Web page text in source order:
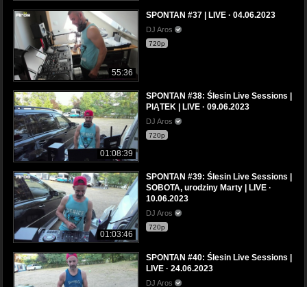
55:36
SPONTAN #37 | LIVE · 04.06.2023
DJ Aros
720p
01:08:39
SPONTAN #38: Ślesin Live Sessions |
PIĄTEK | LIVE · 09.06.2023
DJ Aros
720p
01:03:46
SPONTAN #39: Ślesin Live Sessions |
SOBOTA, urodziny Marty | LIVE ·
10.06.2023
DJ Aros
720p
SPONTAN #40: Ślesin Live Sessions |
LIVE · 24.06.2023
DJ Aros